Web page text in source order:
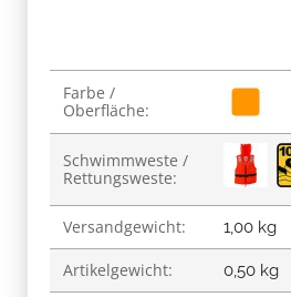
Produkteigenschaft
Wert
Farbe /
Oberfläche:
Schwimmweste /
Rettungsweste:
Versandgewicht: 1,00 kg
Artikelgewicht: 0,50 kg